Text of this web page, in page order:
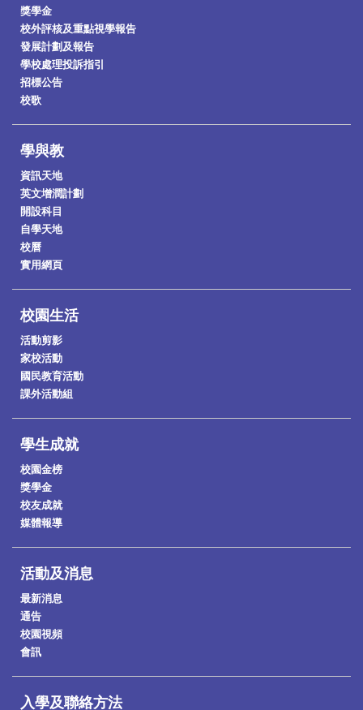
獎學金
校外評核及重點視學報告
發展計劃及報告
學校處理投訴指引
招標公告
校歌
學與教
資訊天地
英文增潤計劃
開設科目
自學天地
校曆
實用網頁
校園生活
活動剪影
家校活動
國民教育活動
課外活動組
學生成就
校園金榜
獎學金
校友成就
媒體報導
活動及消息
最新消息
通告
校園視頻
會訊
入學及聯絡方法